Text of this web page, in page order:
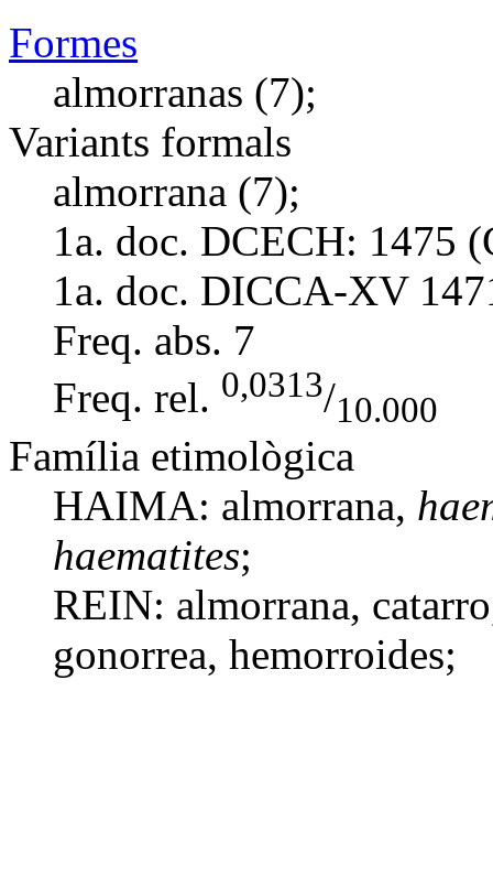
Formes
almorranas (7);
Variants formals
almorrana (7);
1a. doc. DCECH: 1475
1a. doc. DICCA-XV
Freq. abs. 7
Freq. rel. 0,0313/10.000
Família etimològica
HAIMA: almorrana,
haematites;
REIN: almorrana, catarro
gonorrea, hemorroides;